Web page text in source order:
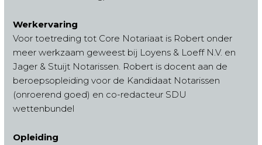
Werkervaring
Voor toetreding tot Core Notariaat is Robert onder
meer werkzaam geweest bij Loyens & Loeff N.V. en
Jager & Stuijt Notarissen. Robert is docent aan de
beroepsopleiding voor de Kandidaat Notarissen
(onroerend goed) en co-redacteur SDU
wettenbundel
Opleiding